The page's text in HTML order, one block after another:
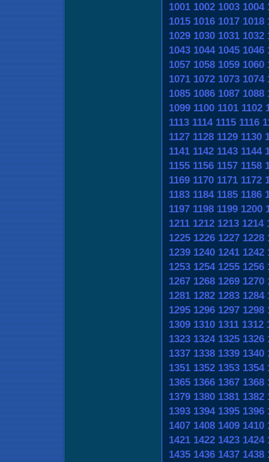
1001 1002 1003 1004
1015 1016 1017 1018
1029 1030 1031 1032
1043 1044 1045 1046
1057 1058 1059 1060
1071 1072 1073 1074
1085 1086 1087 1088
1099 1100 1101 1102
1113 1114 1115 1116
1127 1128 1129 1130
1141 1142 1143 1144
1155 1156 1157 1158
1169 1170 1171 1172
1183 1184 1185 1186
1197 1198 1199 1200
1211 1212 1213 1214
1225 1226 1227 1228
1239 1240 1241 1242
1253 1254 1255 1256
1267 1268 1269 1270
1281 1282 1283 1284
1295 1296 1297 1298
1309 1310 1311 1312
1323 1324 1325 1326
1337 1338 1339 1340
1351 1352 1353 1354
1365 1366 1367 1368
1379 1380 1381 1382
1393 1394 1395 1396
1407 1408 1409 1410
1421 1422 1423 1424
1435 1436 1437 1438